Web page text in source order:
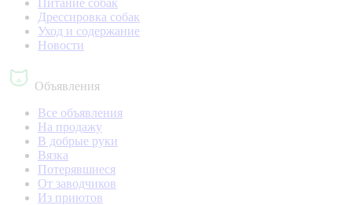
Питание собак
Дрессировка собак
Уход и содержание
Новости
Объявления
Все объявления
На продажу
В добрые руки
Вязка
Потерявшиеся
От заводчиков
Из приютов